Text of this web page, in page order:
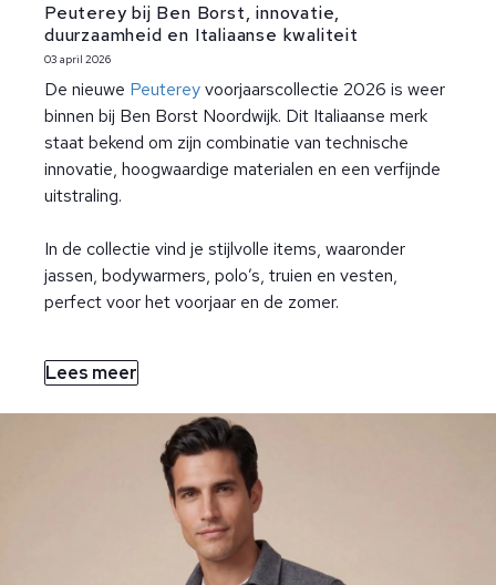
Peuterey bij Ben Borst, innovatie,
duurzaamheid en Italiaanse kwaliteit
03 april 2026
De nieuwe Peutereyvoorjaarscollectie 2026 is weer
binnen bij Ben Borst Noordwijk. Dit Italiaanse merk
staat bekend om zijn combinatie van technische
innovatie, hoogwaardige materialen en een verfijnde
uitstraling.
In de collectie vind je stijlvolle items, waaronder
jassen, bodywarmers, polo’s, truien en vesten,
perfect voor het voorjaar en de zomer.
Lees meer